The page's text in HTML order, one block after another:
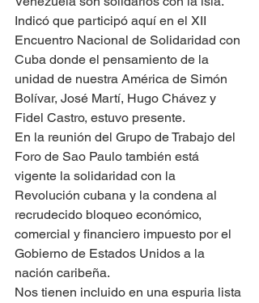
Indicó que participó aquí en el XII
Encuentro Nacional de Solidaridad con
Cuba donde el pensamiento de la
unidad de nuestra América de Simón
Bolívar, José Martí, Hugo Chávez y
Fidel Castro, estuvo presente.
En la reunión del Grupo de Trabajo del
Foro de Sao Paulo también está
vigente la solidaridad con la
Revolución cubana y la condena al
recrudecido bloqueo económico,
comercial y financiero impuesto por el
Gobierno de Estados Unidos a la
nación caribeña.
Nos tienen incluido en una espuria lista